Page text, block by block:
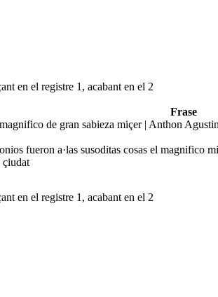
en el registre 1, acabant en el 2
Frase
de gran sabieza miçer | Anthon
fueron a·las susoditas cosas el
çiudat
en el registre 1, acabant en el 2